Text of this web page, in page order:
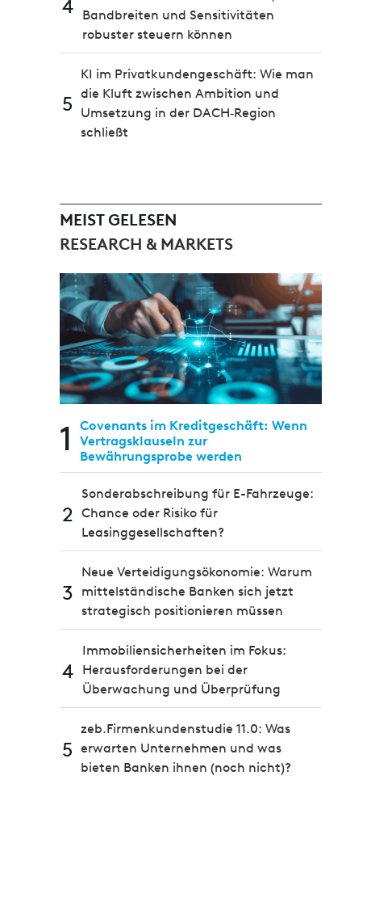
4
Bandbreiten und Sensitivitäten
robuster steuern können
5
KI im Privatkundengeschäft: Wie man
die Kluft zwischen Ambition und
Umsetzung in der DACH‑Region
schließt
MEIST GELESEN
RESEARCH & MARKETS
1
Covenants im Kreditgeschäft: Wenn
Vertragsklauseln zur
Bewährungsprobe werden
2
Sonderabschreibung für E-Fahrzeuge:
Chance oder Risiko für
Leasinggesellschaften?
3
Neue Verteidigungsökonomie: Warum
mittelständische Banken sich jetzt
strategisch positionieren müssen
4
Immobiliensicherheiten im Fokus:
Herausforderungen bei der
Überwachung und Überprüfung
5
zeb.Firmenkundenstudie 11.0: Was
erwarten Unternehmen und was
bieten Banken ihnen (noch nicht)?